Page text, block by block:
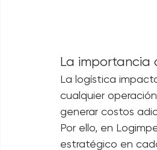
La importancia
La logística
cualquier